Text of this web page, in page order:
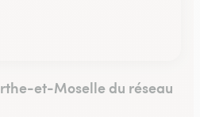
et-Moselle du réseau